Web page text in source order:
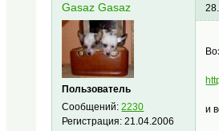
Gasaz Gasaz
Пользователь
Сообщений:2230
Регистрация:21.04.2006
и